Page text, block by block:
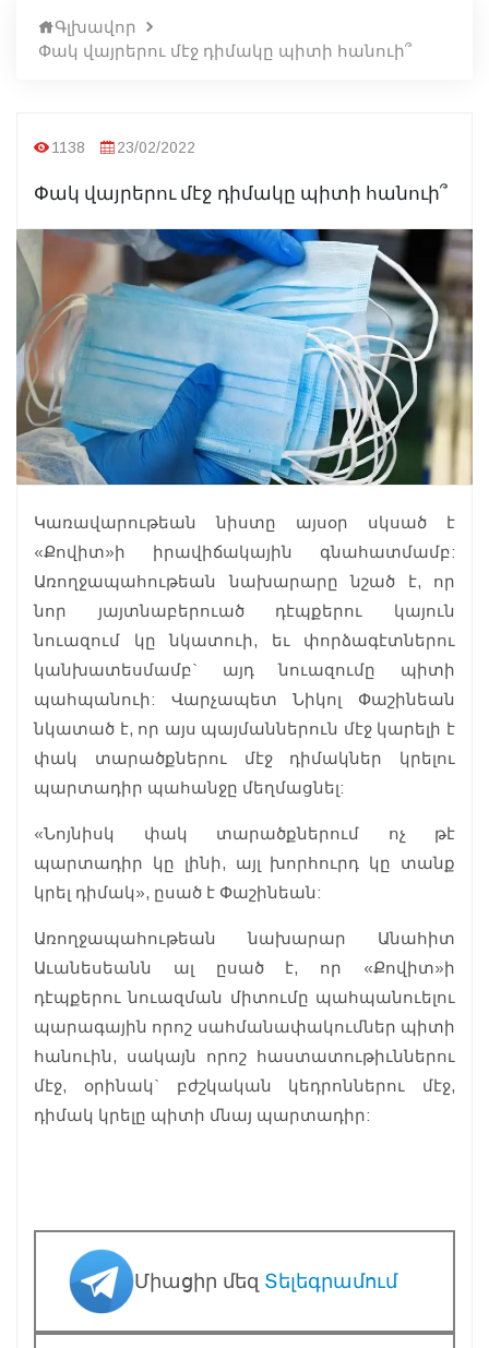
Գլխավոր
Փակ վայրերու մէջ դիմակը պիտի հանուի՞
1138 23/02/2022
Փակ վայրերու մէջ դիմակը պիտի հանուի՞
Կառավարութեան նիստը այսօր սկսած է
«Քովիտ»ի իրավիճակային գնահատմամբ:
Առողջապահութեան նախարարը նշած է, որ
նոր յայտնաբերուած դէպքերու կայուն
նուազում կը նկատուի, եւ փորձագէտներու
կանխատեսմամբ` այդ նուազումը պիտի
պահպանուի: Վարչապետ Նիկոլ Փաշինեան
նկատած է, որ այս պայմաններուն մէջ կարելի է
փակ տարածքներու մէջ դիմակներ կրելու
պարտադիր պահանջը մեղմացնել:
«Նոյնիսկ փակ տարածքներում ոչ թէ
պարտադիր կը լինի, այլ խորհուրդ կը տանք
կրել դիմակ», ըսած է Փաշինեան:
Առողջապահութեան նախարար Անահիտ
Աւանեսեանն ալ ըսած է, որ «Քովիտ»ի
դէպքերու նուազման միտումը պահպանուելու
պարագային որոշ սահմանափակումներ պիտի
հանուին, սակայն որոշ հաստատութիւններու
մէջ, օրինակ` բժշկական կեդրոններու մէջ,
դիմակ կրելը պիտի մնայ պարտադիր:
Միացիր մեզ Տելեգրամում